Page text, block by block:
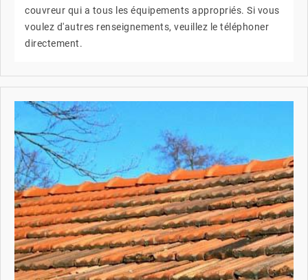
couvreur qui a tous les équipements appropriés. Si vous
voulez d'autres renseignements, veuillez le téléphoner
directement.